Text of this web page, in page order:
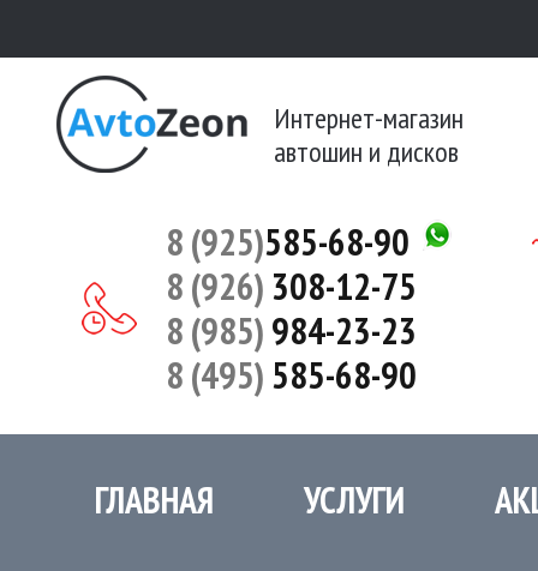
Интернет-магазин
автошин и дисков
8 (925)585-68-90
8 (926) 308-12-75
8 (985)984-23-23
8 (495)585-68-90
ГЛАВНАЯ УСЛУГИ